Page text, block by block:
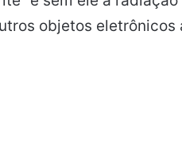
objetos eletrônicos